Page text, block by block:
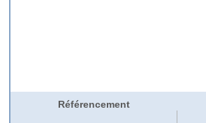
Référencement